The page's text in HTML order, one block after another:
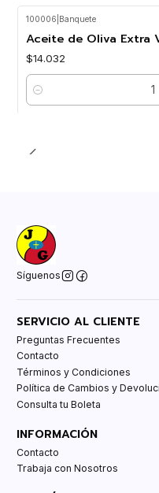
100006 Banquete
Aceite de Oliva Extra
$14.032
Cantidad
Síguenos
SERVICIO AL CLIENTE
Preguntas Frecuentes
Contacto
Términos y Condiciones
Política de Cambios y
Consulta tu Boleta
INFORMACIÓN
Contacto
Trabaja con Nosotros